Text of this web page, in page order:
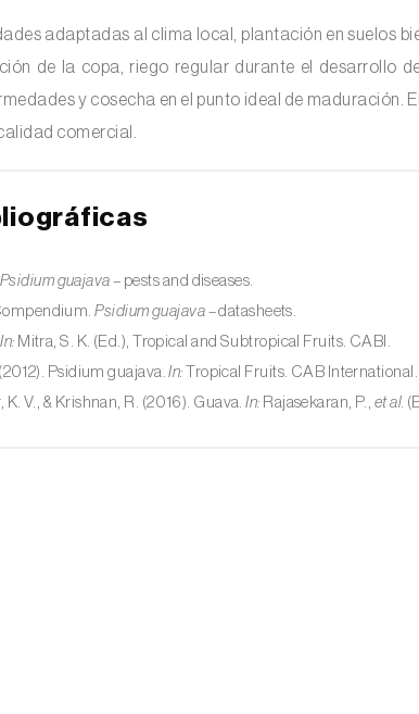
adaptadas al clima local, plantación en suelos
de la copa, riego regular durante el desarrollo
y cosecha en el punto ideal de maduración.
comercial.
Psidium guajava – pests and diseases.
Psidium guajava – datasheets.
In: Mitra, S. K. (Ed.), Tropical and Subtropical Fruits. CABI.
Psidium guajava.In: Tropical Fruits. CAB International.
K. V., & Krishnan, R. (2016). Guava.In: Rajasekaran, P., et al.